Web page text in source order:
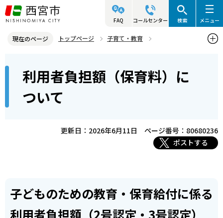
こ
の
ジ
頭
FAQ コールセンター 検索 メニュー
現在のページ トップページ
子育て・教育
利用者負担額（保育料）について
利用者負担額（保育料）に
ついて
更新日：2026年6月11日
ページ番号：80680236
ポストする
子どものための教育・保育給付に係る
利用者負担額（2号認定・3号認定）